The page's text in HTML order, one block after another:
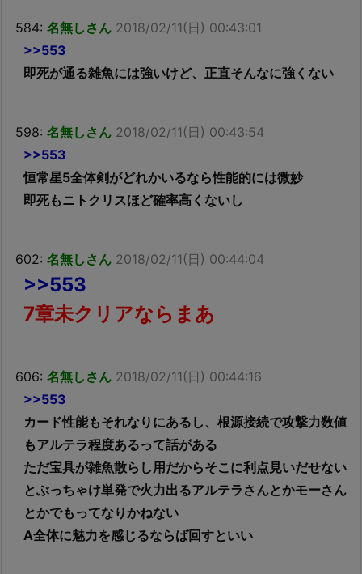
584: 名無しさん 2018/02/11(日) 00:43:01
>>553
即死が通る雑魚には強いけど、正直そんなに強くない
598: 名無しさん 2018/02/11(日) 00:43:54
>>553
恒常星5全体剣がどれかいるなら性能的には微妙
即死もニトクリスほど確率高くないし
602: 名無しさん 2018/02/11(日) 00:44:04
>>553
7章未クリアならまあ
606: 名無しさん 2018/02/11(日) 00:44:16
>>553
カード性能もそれなりにあるし、根源接続で攻撃力数値
もアルテラ程度あるって話がある
ただ宝具が雑魚散らし用だからそこに利点見いだせない
とぶっちゃけ単発で火力出るアルテラさんとかモーさん
とかでもってなりかねない
A全体に魅力を感じるならば回すといい